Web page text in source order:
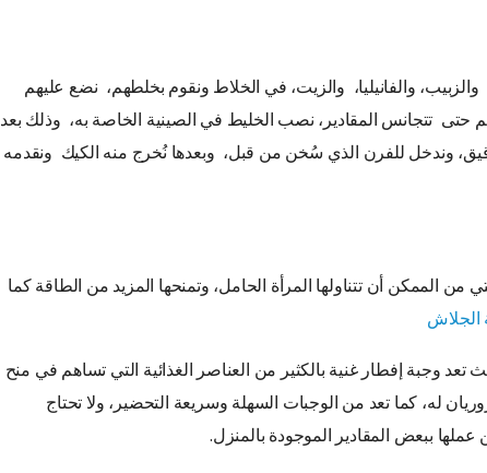
والفانيليا، والزيت، في الخلاط ونقوم بخلطهم، نضع عليهم
حتى تتجانس المقادير، نصب الخليط في الصينية الخاصة به، وذلك بعد
وندخل للفرن الذي سُخن من قبل، وبعدها نُخرج منه الكيك ونقدمه
من الممكن أن تتناولها المرأة الحامل، وتمنحها المزيد من الطاقة كما
وجبة إفطار غنية بالكثير من العناصر الغذائية التي تساهم في منح
له، كما تعد من الوجبات السهلة وسريعة التحضير، ولا تحتاج
ببعض المقادير الموجودة بالمنزل.